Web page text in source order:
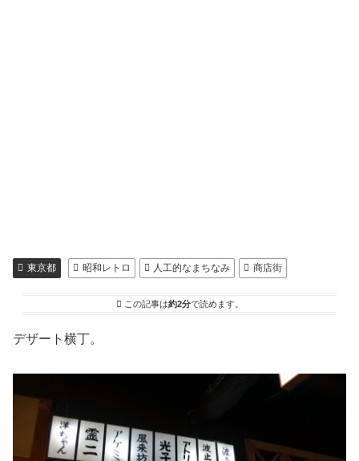
東京都 昭和レトロ 人工的なまちなみ 商店街
この記事は約2分で読めます。
デザート横丁。